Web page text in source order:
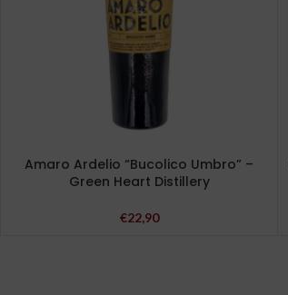
Amaro Ardelio “Bucolico Umbro” –
Green Heart Distillery
€22,90